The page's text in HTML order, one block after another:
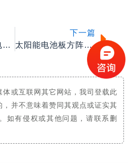
从光源、太阳能电池和充放电控制谈太阳能照明
下一篇
太阳能电池板方阵的安装,你选择对了吗?
或互联网其它网站，我司登载此
并不意味着赞同其观点或证实其
如有侵权或其他问题，请联系删